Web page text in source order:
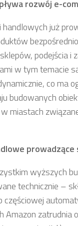
rozwój e-
już
podejścia
w tym temacie
co ma
budowanych
miastach
wyższych
technicznie –
częściowej
zatrudnia